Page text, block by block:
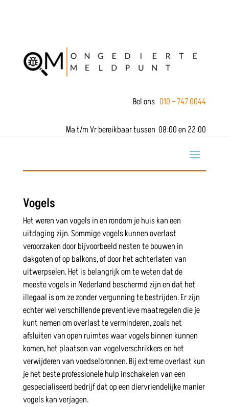
Bel ons 010 – 747 0044
Ma t/m Vr bereikbaar tussen 08:00 en 22:00
Vogels
Het weren van vogels in en rondom je huis kan een
uitdaging zijn. Sommige vogels kunnen overlast
veroorzaken door bijvoorbeeld nesten te bouwen in
dakgoten of op balkons, of door het achterlaten van
uitwerpselen. Het is belangrijk om te weten dat de
meeste vogels in Nederland beschermd zijn en dat het
illegaal is om ze zonder vergunning te bestrijden. Er zijn
echter wel verschillende preventieve maatregelen die je
kunt nemen om overlast te verminderen, zoals het
afsluiten van open ruimtes waar vogels binnen kunnen
komen, het plaatsen van vogelverschrikkers en het
verwijderen van voedselbronnen. Bij extreme overlast kun
je het beste professionele hulp inschakelen van een
gespecialiseerd bedrijf dat op een diervriendelijke manier
vogels kan verjagen.